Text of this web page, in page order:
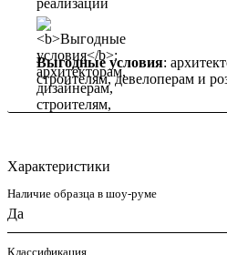
Выгодные условия:
строителям, девелоперам и
Характеристики
Наличие образца в шоу-руме
Да
Классификация